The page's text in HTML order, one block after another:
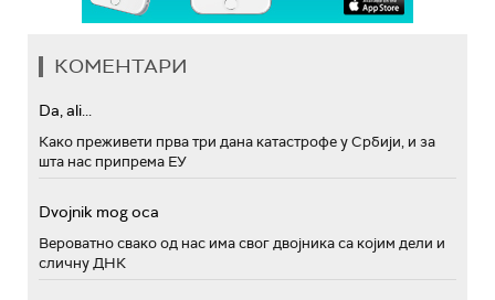
КОМЕНТАРИ
Da, ali...
Како преживети прва три дана катастрофе у Србији, и за
шта нас припрема ЕУ
Dvojnik mog oca
Вероватно свако од нас има свог двојника са којим дели и
сличну ДНК